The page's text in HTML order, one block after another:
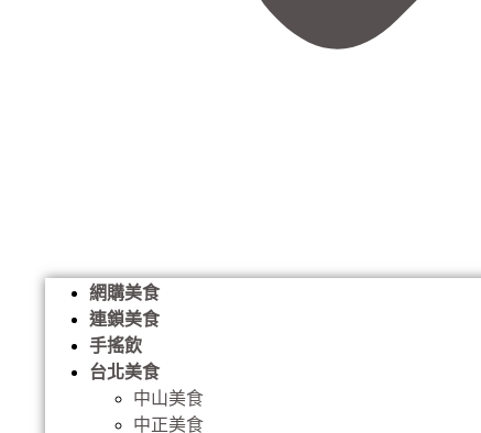
網購美食
連鎖美食
手搖飲
台北美食
中山美食
中正美食